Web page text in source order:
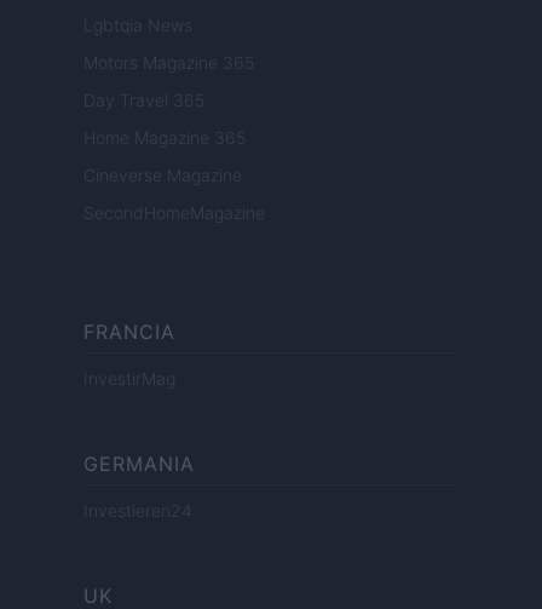
Lgbtqia News
Motors Magazine 365
Day Travel 365
Home Magazine 365
Cineverse Magazine
SecondHomeMagazine
FRANCIA
InvestirMag
GERMANIA
Investieren24
UK